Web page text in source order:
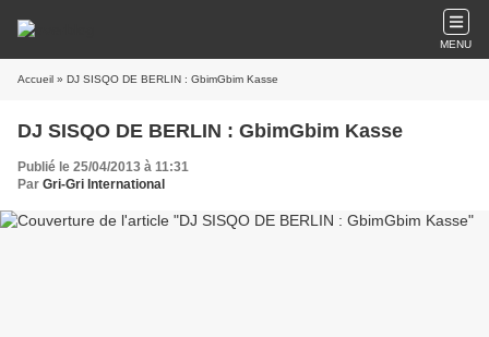
MENU
Accueil » DJ SISQO DE BERLIN : GbimGbim Kasse
DJ SISQO DE BERLIN : GbimGbim Kasse
Publié le 25/04/2013 à 11:31
Par Gri-Gri International